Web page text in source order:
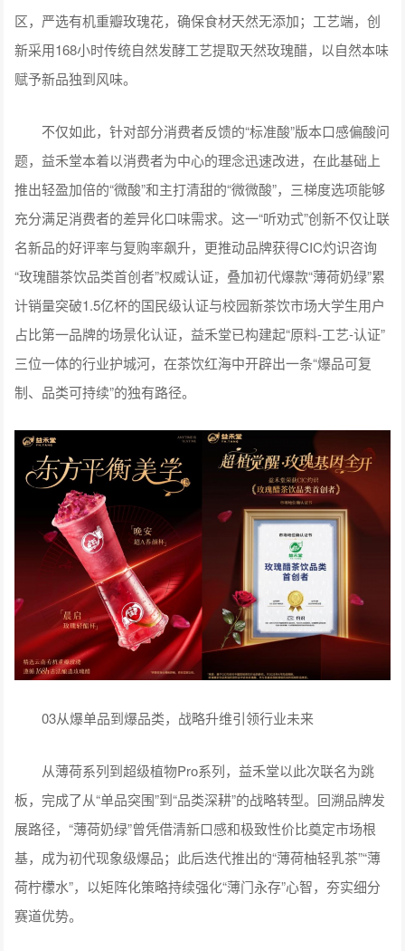
区，严选有机重瓣玫瑰花，确保食材天然无添加；工艺端，创
新采用168小时传统自然发酵工艺提取天然玫瑰醋，以自然本味
赋予新品独到风味。
不仅如此，针对部分消费者反馈的“标准酸”版本口感偏酸问
题，益禾堂本着以消费者为中心的理念迅速改进，在此基础上
推出轻盈加倍的“微酸”和主打清甜的“微微酸”，三梯度选项能够
充分满足消费者的差异化口味需求。这一“听劝式”创新不仅让联
名新品的好评率与复购率飙升，更推动品牌获得CIC灼识咨询
“玫瑰醋茶饮品类首创者”权威认证，叠加初代爆款“薄荷奶绿”累
计销量突破1.5亿杯的国民级认证与校园新茶饮市场大学生用户
占比第一品牌的场景化认证，益禾堂已构建起“原料-工艺-认证”
三位一体的行业护城河，在茶饮红海中开辟出一条“爆品可复
制、品类可持续”的独有路径。
03从爆单品到爆品类，战略升维引领行业未来
从薄荷系列到超级植物Pro系列，益禾堂以此次联名为跳
板，完成了从“单品突围”到“品类深耕”的战略转型。回溯品牌发
展路径，“薄荷奶绿”曾凭借清新口感和极致性价比奠定市场根
基，成为初代现象级爆品；此后迭代推出的“薄荷柚轻乳茶”“薄
荷柠檬水”，以矩阵化策略持续强化“薄门永存”心智，夯实细分
赛道优势。